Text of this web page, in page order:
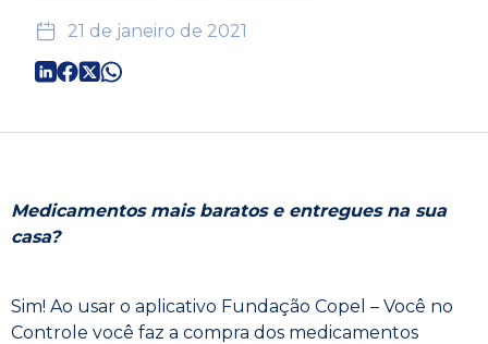
21 de janeiro de 2021
Medicamentos mais baratos e entregues na sua
casa?
Sim! Ao usar o aplicativo Fundação Copel – Você no
Controle você faz a compra dos medicamentos